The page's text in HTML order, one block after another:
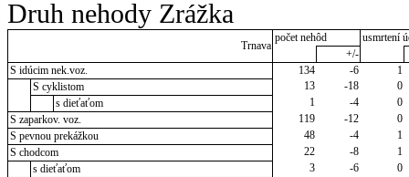
Druh nehody Zrážka
Trnava
počet nehôd
usmrtení
+/-
S idúcim nek.voz.
134 -6
1
S cyklistom
13 -18
0
s dieťaťom
1 -4
0
S zaparkov. voz.
119 -12
0
S pevnou prekážkou
48 -4
1
S chodcom
22 -8
1
s dieťaťom
3 -6
0